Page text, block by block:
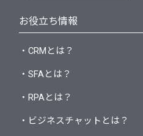
お役立ち情報
・CRMとは？
・SFAとは？
・RPAとは？
・ビジネスチャットとは？